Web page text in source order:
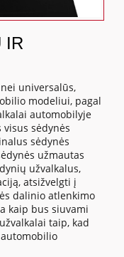
IR
universalūs,
modeliui, pagal
automobilyje
sėdynės
sėdynės
užmautas
užvalkalus,
atsižvelgti į
dalinio atlenkimo
kaip bus siuvami
taip, kad